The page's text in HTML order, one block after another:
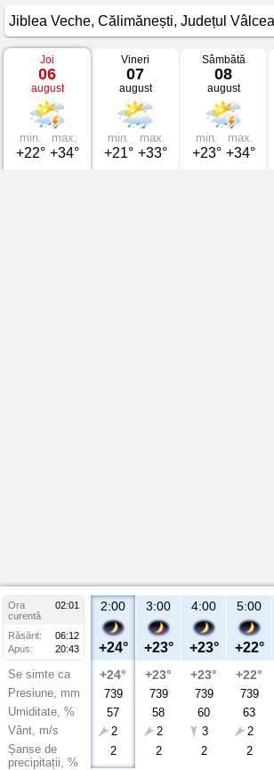
Vremea
Jiblea
Veche
Călimănești,
Județul
Vâlcea
Joi
06
august
min.
+22°
max.
+34°
Vineri
07
august
min.
+21°
max.
+33°
Sâmbătă
08
august
min.
+23°
max.
+34°
Ora
02:01
curentă
Răsărit:
06:12
Apus:
20:43
Se simte ca
Presiune, mm
Umiditate, %
Vânt, m/s
Șanse de
precipitații, %
2:00
+24°
+24°
739
57
2
2
3:00
+23°
+23°
739
58
2
2
4:00
+23°
+23°
739
60
3
2
5:00
+22°
+22°
739
63
2
2